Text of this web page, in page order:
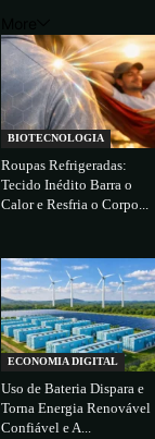
BIOTECNOLOGIA
Roupas Refrigeradas:
Tecido Inédito Barra o
Calor e Resfria o Corpo...
ECONOMIA DIGITAL
Uso de Bateria Dispara e
Torna Energia Renovável
Confiável e A...